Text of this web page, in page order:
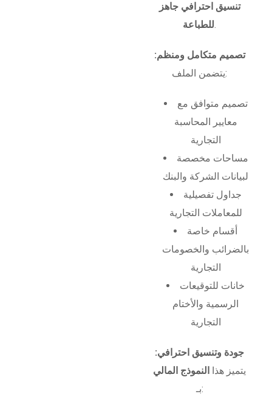
تنسيق احترافي جاهز
للطباعة.
تصميم متكامل ومنظم:
يتضمن الملف:
تصميم متوافق مع
معايير المحاسبة
التجارية
مساحات مخصصة
لبيانات الشركة والبنك
جداول تفصيلية
للمعاملات التجارية
أقسام خاصة
بالضرائب والخصومات
التجارية
خانات للتوقيعات
الرسمية والأختام
التجارية
جودة وتنسيق احترافي:
يتميز هذا
النموذج المالي
بـ: